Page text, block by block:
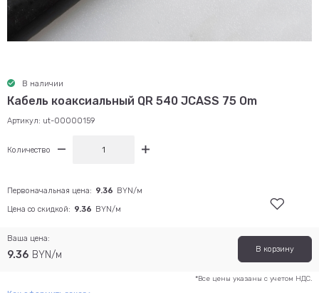
Кабель коаксиальный QR 540 JCASS 75 Om
Артикул: ut-00000159
В наличии
Количество
Ваша цена:
9.36 BYN/м
Первоначальная цена: 9.36 BYN/м
Цена со скидкой: 9.36 BYN/м
*Все цены указаны с учетом НДС.
В корзину